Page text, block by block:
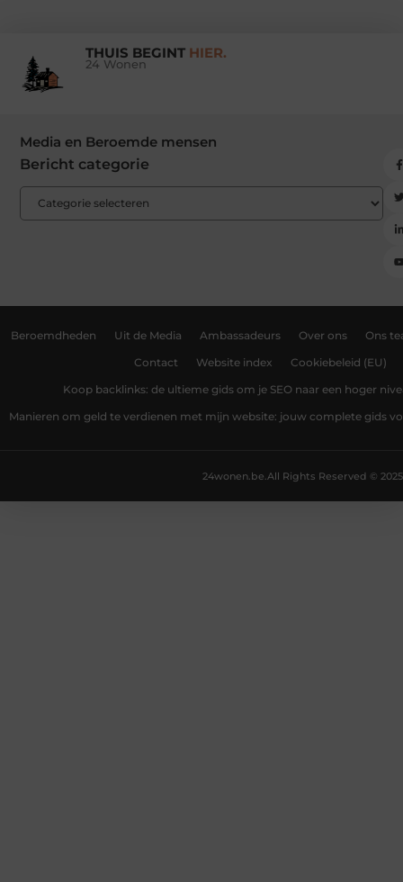
THUIS BEGINT HIER.
24 Wonen
Media en Beroemde mensen
Bericht categorie
Beroemdheden Uit de Media Ambassadeurs Over ons Ons
Contact Website index Cookiebeleid (EU)
Koop backlinks: de ultieme gids om je SEO naar een hoger
Manieren om geld te verdienen met mijn website: jouw complete gids
All Rights Reserved © 2025
24wonen.be.